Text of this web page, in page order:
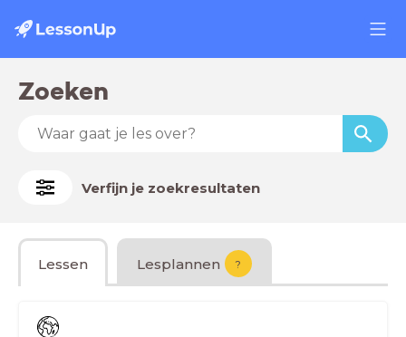
Zoeken
Verfijn je zoekresultaten
Lessen Lesplannen ?